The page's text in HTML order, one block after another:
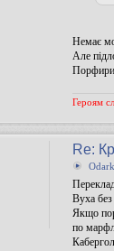
Немає
Але
Героям
Re:
Вуха
Якщо
по